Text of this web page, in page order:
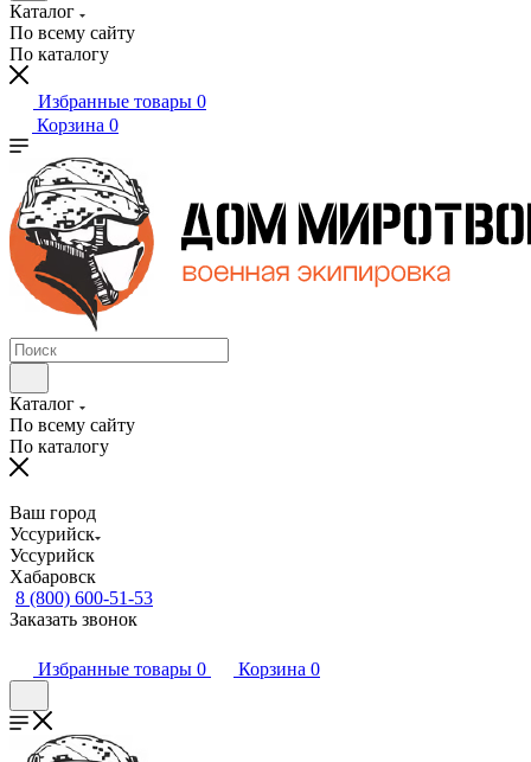
Каталог
По всему сайту
По каталогу
Избранные товары 0
Корзина 0
Каталог
По всему сайту
По каталогу
Ваш город
Уссурийск
Уссурийск
Хабаровск
8 (800) 600-51-53
Заказать звонок
Избранные товары 0 Корзина 0